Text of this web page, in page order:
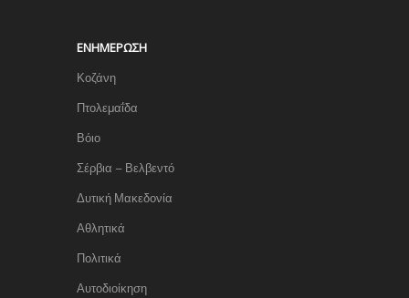
ΕΝΗΜΈΡΩΣΗ
Κοζάνη
Πτολεμαΐδα
Βόιο
Σέρβια – Βελβεντό
Δυτική Μακεδονία
Αθλητικά
Πολιτικά
Αυτοδιοίκηση